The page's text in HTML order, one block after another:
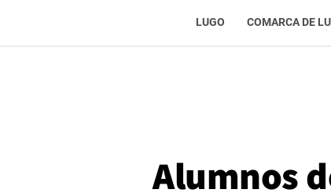
LUGO COMARCA DE
Alumnos